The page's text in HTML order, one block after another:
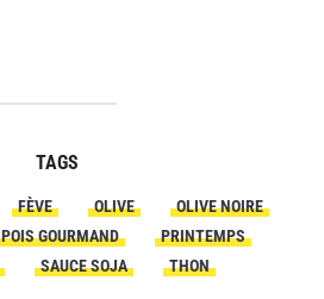
TAGS
FÈVE OLIVE
OLIVE NOIRE
POIS GOURMAND
PRINTEMPS
SAUCE SOJA THON